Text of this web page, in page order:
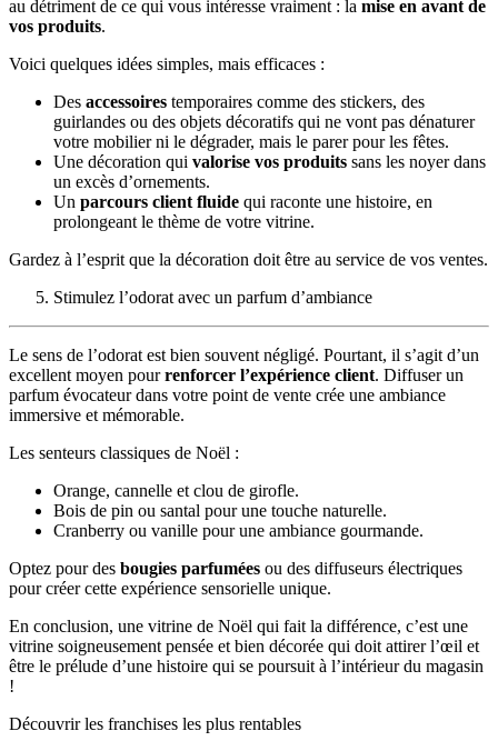
au détriment de ce qui vous intéresse vraiment : la mise en avant de
vos produits.
Voici quelques idées simples, mais efficaces :
Des accessoires temporaires comme des stickers, des
guirlandes ou des objets décoratifs qui ne vont pas dénaturer
votre mobilier ni le dégrader, mais le parer pour les fêtes.
Une décoration qui valorise vos produits sans les noyer dans
un excès d’ornements.
Un parcours client fluide qui raconte une histoire, en
prolongeant le thème de votre vitrine.
Gardez à l’esprit que la décoration doit être au service de vos ventes.
Stimulez l’odorat avec un parfum d’ambiance
Le sens de l’odorat est bien souvent négligé. Pourtant, il s’agit d’un
excellent moyen pourrenforcer l’expérience client. Diffuser un
parfum évocateur dans votre point de vente crée une ambiance
immersive et mémorable.
Les senteurs classiques de Noël :
Orange, cannelle et clou de girofle.
Bois de pin ou santal pour une touche naturelle.
Cranberry ou vanille pour une ambiance gourmande.
Optez pour des bougies parfumées ou des diffuseurs électriques
pour créer cette expérience sensorielle unique.
En conclusion, une vitrine de Noël qui fait la différence, c’est une
vitrine soigneusement pensée et bien décorée qui doit attirer l’œil et
être le prélude d’une histoire qui se poursuit à l’intérieur du magasin
!
Découvrir les franchises les plus rentables